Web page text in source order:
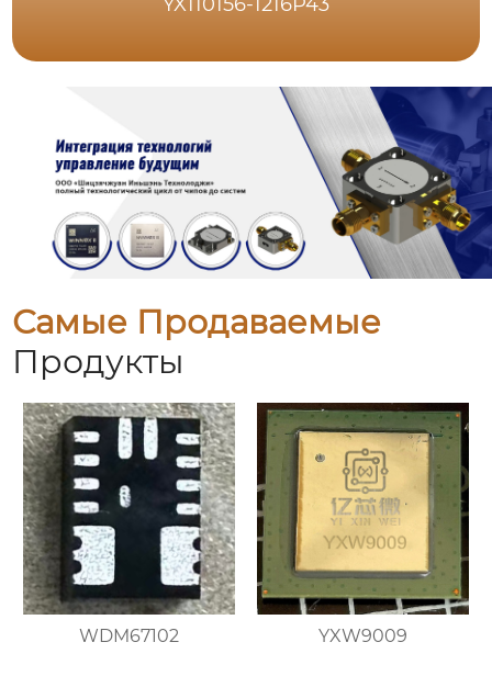
Самые Продаваемые
Продукты
WDM67102 YXW9009